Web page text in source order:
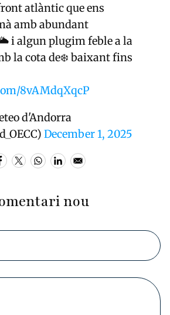
atlàntic que ens
amb abundant
i algun plugim feble a la
la cota de❄️ baixant fins
8vAMdqXqcP
d'Andorra
December 1, 2025
nou